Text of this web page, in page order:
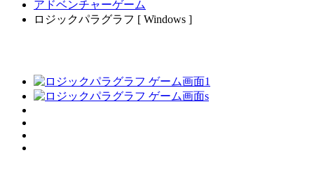
アドベンチャーゲーム
ロジックパラグラフ [ Windows ]